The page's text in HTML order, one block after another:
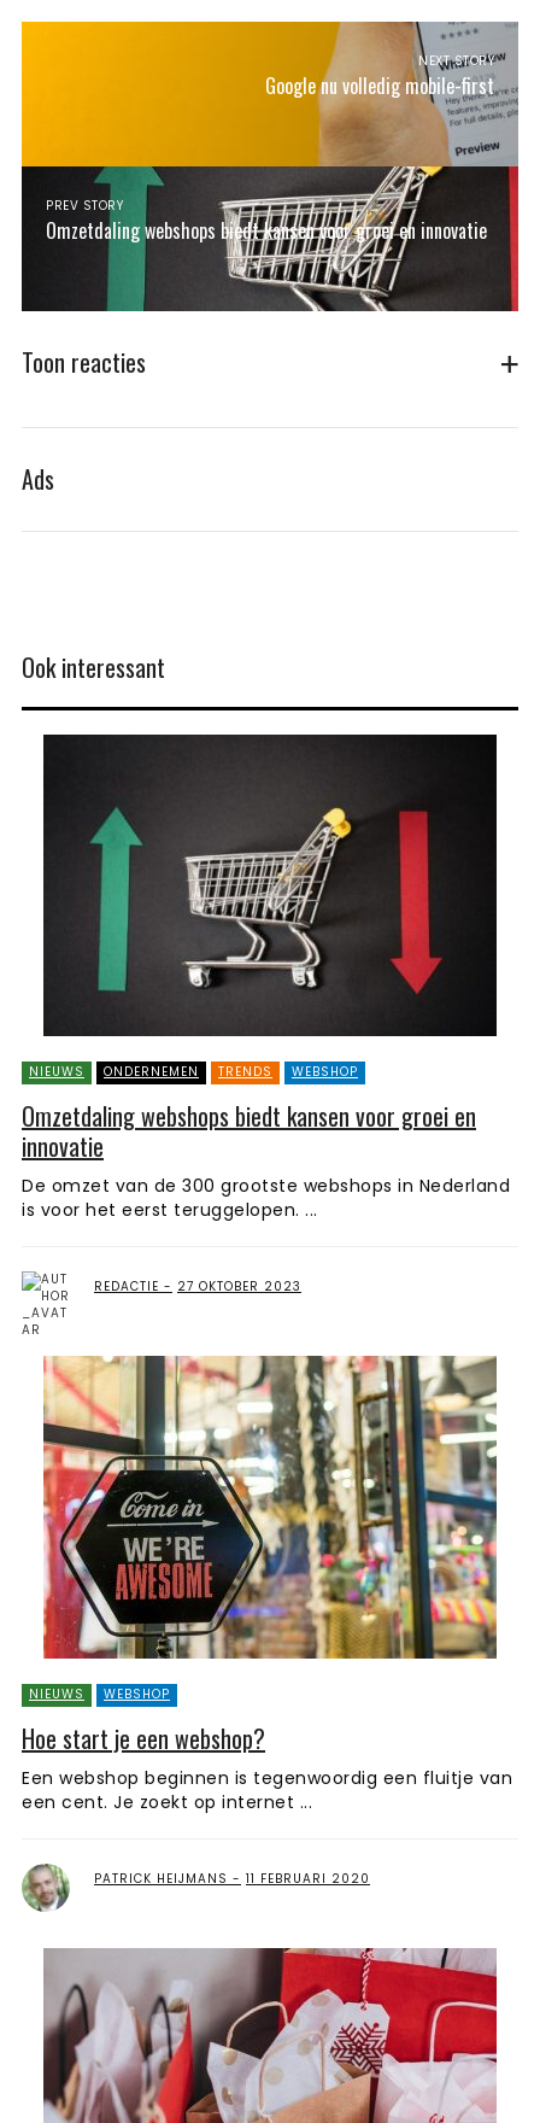
NEXT STORY
Google nu volledig mobile-first
PREV STORY
Omzetdaling webshops biedt kansen voor groei en innovatie
Toon reacties
Ads
Ook interessant
NIEUWS ONDERNEMEN TRENDS WEBSHOP
Omzetdaling webshops biedt kansen voor groei en
innovatie
De omzet van de 300 grootste webshops in Nederland
is voor het eerst teruggelopen. ...
REDACTIE 27 OKTOBER 2023
NIEUWS WEBSHOP
Hoe start je een webshop?
Een webshop beginnen is tegenwoordig een fluitje van
een cent. Je zoekt op internet ...
PATRICK HEIJMANS 11 FEBRUARI 2020